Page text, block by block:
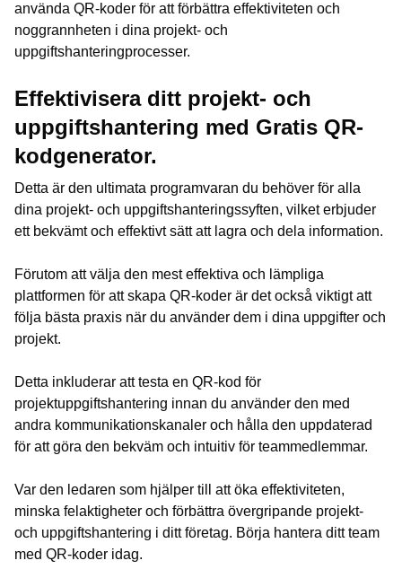
använda QR-koder för att förbättra effektiviteten och
noggrannheten i dina projekt- och
uppgiftshanteringprocesser.
Effektivisera ditt projekt- och
uppgiftshantering med Gratis QR-
kodgenerator.
Detta är den ultimata programvaran du behöver för alla
dina projekt- och uppgiftshanteringssyften, vilket erbjuder
ett bekvämt och effektivt sätt att lagra och dela information.
Förutom att välja den mest effektiva och lämpliga
plattformen för att skapa QR-koder är det också viktigt att
följa bästa praxis när du använder dem i dina uppgifter och
projekt.
Detta inkluderar att testa en QR-kod för
projektuppgiftshantering innan du använder den med
andra kommunikationskanaler och hålla den uppdaterad
för att göra den bekväm och intuitiv för teammedlemmar.
Var den ledaren som hjälper till att öka effektiviteten,
minska felaktigheter och förbättra övergripande projekt-
och uppgiftshantering i ditt företag. Börja hantera ditt team
med QR-koder idag.